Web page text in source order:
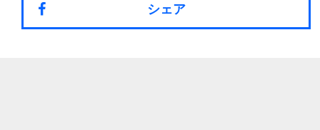
シェア